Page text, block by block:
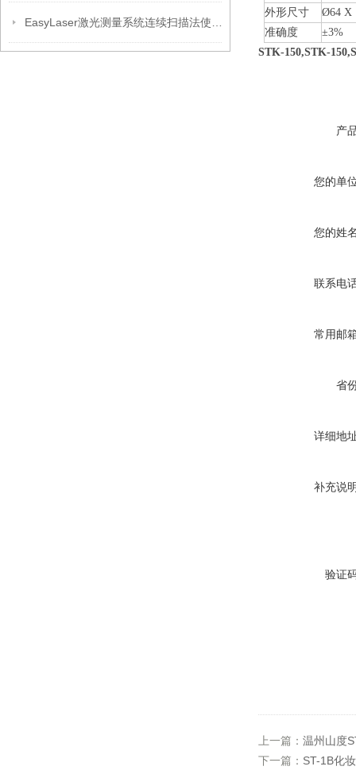
外形尺寸
Ø64 X
准确度
±3%
STK-150,STK-
产
您的单
您的姓
联系电
常用邮
省
详细地
补充说
验证
上一篇： 温州山度
下一篇： ST-1B化